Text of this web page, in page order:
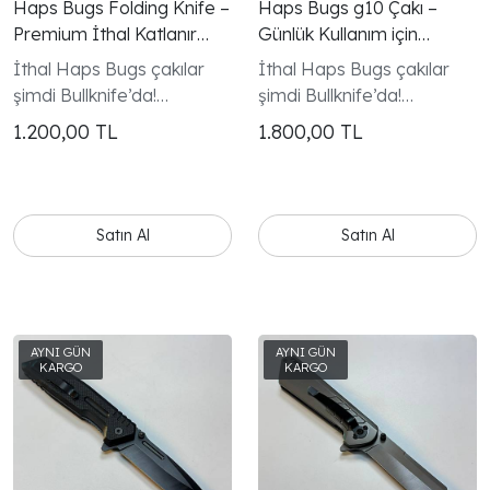
Haps Bugs Folding Knife –
Premium İthal Katlanır
Çakı
İthal Haps Bugs çakılar
şimdi Bullknife’da!
Kompakt, sağlam ve
keskin hatlara sahip bu
için mükemmel bir tercih.
Kaliteli malzeme, kusursuz
1.200,00 TL
Satın Al
Haps Bugs g10 Çakı –
Günlük Kullanım için
Minimal ve Güçlü Tasarım
İthal Haps Bugs çakılar
şimdi Bullknife’da!
Kompakt, sağlam ve
keskin hatlara sahip bu
için mükemmel bir tercih.
Kaliteli malzeme, kusursuz
1.800,00 TL
Satın Al